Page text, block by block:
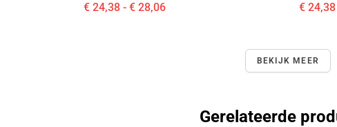
€ 24,38 - € 28,06 €
BEKIJK MEER
Gerelateerde